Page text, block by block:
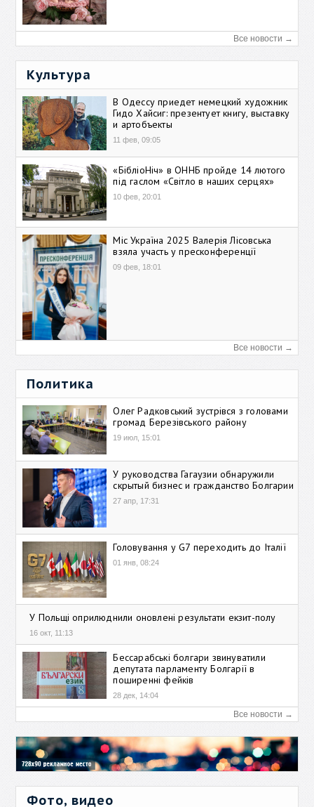
Все новости →
Культура
В Одессу приедет немецкий художник
Гидо Хайсиг: презентует книгу, выставку
и артобъекты
11 фев, 09:05
«БібліоНіч» в ОННБ пройде 14 лютого
під гаслом «Світло в наших серцях»
10 фев, 20:01
Міс Україна 2025 Валерія Лісовська
взяла участь у пресконференції
09 фев, 18:01
Все новости →
Политика
Олег Радковський зустрівся з головами
громад Березівського району
19 июл, 15:01
У руководства Гагаузии обнаружили
скрытый бизнес и гражданство Болгарии
27 апр, 17:31
Головування у G7 переходить до Італії
01 янв, 08:24
У Польщі оприлюднили оновлені результати екзит-полу
16 окт, 11:13
Бессарабські болгари звинуватили
депутата парламенту Болгарії в
поширенні фейків
28 дек, 14:04
Все новости →
Фото, видео